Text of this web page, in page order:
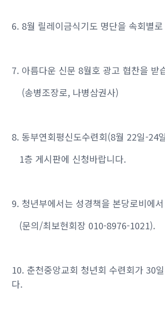
6. 8월 릴레이금식기도 명단을 속회별
7. 아름다운 신문 8월호 광고 협찬을 받
(송병조장로, 나병삼권사)
8. 동부연회평신도수련회(8월 22일-24
1층 게시판에 신청바랍니다.
9. 청년부에서는 성경책을 본당로비에
(문의/최보현회장 010-8976-1021).
10. 춘천중앙교회 청년회 수련회가 30
다.